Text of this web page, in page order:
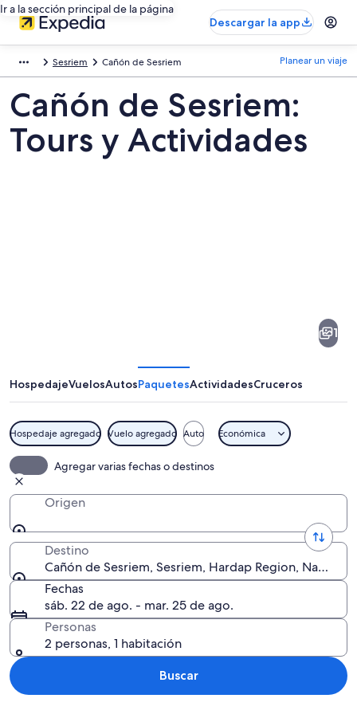
Ir a la sección principal de la página
Descargar la app
Sesriem Cañón de Sesriem Planear un viaje
Cañón de Sesriem:
Tours y Actividades
1
HospedajeVuelosAutosPaquetesActividadesCruceros
Hospedaje agregado Vuelo agregado Auto Económica
Agregar varias fechas o destinos
Origen
Destino
Cañón de Sesriem, Sesriem, Hardap Region, Namibia
Fechas
sáb. 22 de ago. - mar. 25 de ago.
Personas
2 personas, 1 habitación
Buscar